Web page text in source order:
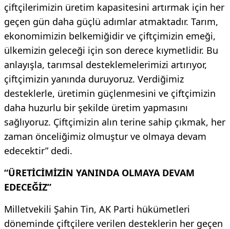
çiftçilerimizin üretim kapasitesini artırmak için her
geçen gün daha güçlü adımlar atmaktadır. Tarım,
ekonomimizin belkemiğidir ve çiftçimizin emeği,
ülkemizin geleceği için son derece kıymetlidir. Bu
anlayışla, tarımsal desteklemelerimizi artırıyor,
çiftçimizin yanında duruyoruz. Verdiğimiz
desteklerle, üretimin güçlenmesini ve çiftçimizin
daha huzurlu bir şekilde üretim yapmasını
sağlıyoruz. Çiftçimizin alın terine sahip çıkmak, her
zaman önceliğimiz olmuştur ve olmaya devam
edecektir” dedi.
“ÜRETİCİMİZİN YANINDA OLMAYA DEVAM
EDECEĞİZ”
Milletvekili Şahin Tin, AK Parti hükümetleri
döneminde çiftçilere verilen desteklerin her geçen